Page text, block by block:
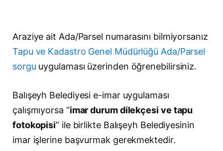
Araziye ait Ada/Parsel numarasını bilmiyorsanız
Tapu ve Kadastro Genel Müdürlüğü Ada/Parsel
sorgu uygulaması üzerinden öğrenebilirsiniz.
Balışeyh Belediyesi e-imar uygulaması
çalışmıyorsa “imar durum dilekçesi ve tapu
fotokopisi” ile birlikte Balışeyh Belediyesinin
imar işlerine başvurmak gerekmektedir.